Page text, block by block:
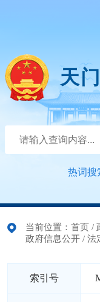
天
热词搜
当前位置： 首页 /
政府信息公开 / 法
索引号